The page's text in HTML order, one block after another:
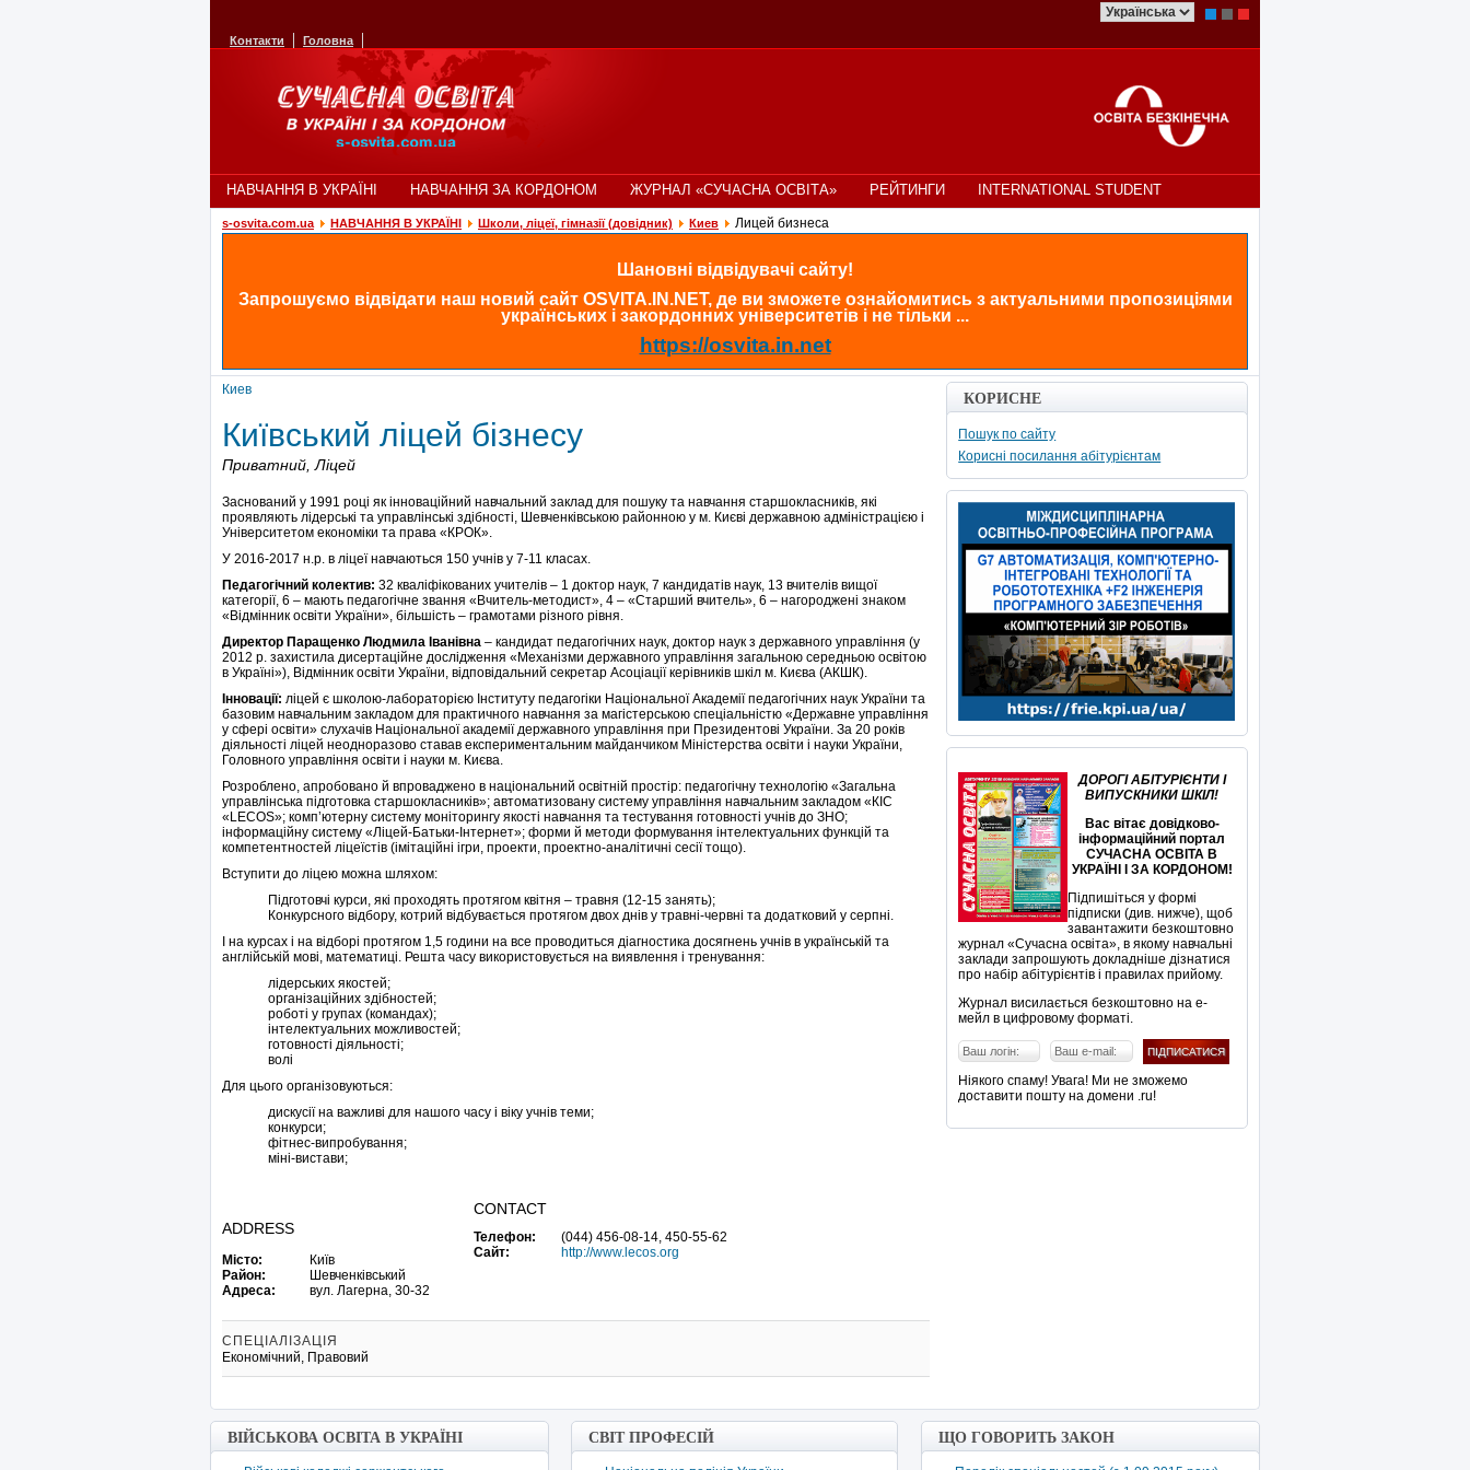
Контакти Головна
НАВЧАННЯ В УКРАЇНІ НАВЧАННЯ ЗА КОРДОНОМ ЖУРНАЛ «СУЧАСНА ОСВІТА» РЕЙТИНГИ INTERNATIONAL STUDENT
s-osvita.com.ua НАВЧАННЯ В УКРАЇНІ Школи, ліцеї, гімназії (довідник) Киев Лицей бизнеса
Шановні відвідувачі сайту!
Запрошуємо відвідати наш новий сайт OSVITA.IN.NET, де ви зможете ознайомитись з актуальними пропозиціями
українських і закордонних університетів і не тільки ...
https://osvita.in.net
Киев
Київський ліцей бізнесу
Приватний, Ліцей
Заснований у 1991 році як інноваційний навчальний заклад для пошуку та навчання старшокласників, які
проявляють лідерські та управлінські здібності, Шевченківською районною у м. Києві державною адміністрацією і
Університетом економіки та права «КРОК».
У 2016-2017 н.р. в ліцеї навчаються 150 учнів у 7-11 класах.
Педагогічний колектив: 32 кваліфікованих учителів – 1 доктор наук, 7 кандидатів наук, 13 вчителів вищої
категорії, 6 – мають педагогічне звання «Вчитель-методист», 4 – «Старший вчитель», 6 – нагороджені знаком
«Відмінник освіти України», більшість – грамотами різного рівня.
Директор Паращенко Людмила Іванівна – кандидат педагогічних наук, доктор наук з державного управління (у
2012 р. захистила дисертаційне дослідження «Механізми державного управління загальною середньою освітою
в Україні»), Відмінник освіти України, відповідальний секретар Асоціації керівників шкіл м. Києва (АКШК).
Інновації: ліцей є школою-лабораторією Інституту педагогіки Національної Академії педагогічних наук України та
базовим навчальним закладом для практичного навчання за магістерською спеціальністю «Державне управління
у сфері освіти» слухачів Національної академії державного управління при Президентові України. За 20 років
діяльності ліцей неодноразово ставав експериментальним майданчиком Міністерства освіти і науки України,
Головного управління освіти і науки м. Києва.
Розроблено, апробовано й впроваджено в національний освітній простір: педагогічну технологію «Загальна
управлінська підготовка старшокласників»; автоматизовану систему управління навчальним закладом «КІС
«LECOS»; комп’ютерну систему моніторингу якості навчання та тестування готовності учнів до ЗНО;
інформаційну систему «Ліцей-Батьки-Інтернет»; форми й методи формування інтелектуальних функцій та
компетентностей ліцеїстів (імітаційні ігри, проекти, проектно-аналітичні сесії тощо).
Вступити до ліцею можна шляхом:
Підготовчі курси, які проходять протягом квітня – травня (12-15 занять);
Конкурсного відбору, котрий відбувається протягом двох днів у травні-червні та додатковий у серпні.
І на курсах і на відборі протягом 1,5 години на все проводиться діагностика досягнень учнів в українській та
англійській мові, математиці. Решта часу використовується на виявлення і тренування:
лідерських якостей;
організаційних здібностей;
роботі у групах (командах);
інтелектуальних можливостей;
готовності діяльності;
волі
Для цього організовуються:
дискусії на важливі для нашого часу і віку учнів теми;
конкурси;
фітнес-випробування;
міні-вистави;
ADDRESS
Місто:
Київ
Район:
Шевченківський
Адреса:
вул. Лагерна, 30-32
CONTACT
Телефон:
(044) 456-08-14, 450-55-62
Сайт:
http://www.lecos.org
СПЕЦІАЛІЗАЦІЯ
Економічний, Правовий
КОРИСНЕ
Пошук по сайту
Корисні посилання абітурієнтам
ДОРОГІ АБІТУРІЄНТИ І
ВИПУСКНИКИ ШКІЛ!
Вас вітає довідково-
інформаційний портал
СУЧАСНА ОСВІТА В
УКРАЇНІ І ЗА КОРДОНОМ!
Підпишіться у формі
підписки (див. нижче), щоб
завантажити безкоштовно
журнал «Сучасна освіта», в якому навчальні
заклади запрошують докладніше дізнатися
про набір абітурієнтів і правилах прийому.
Журнал висилається безкоштовно на е-
мейл в цифровому форматі.
Ніякого спаму! Увага! Ми не зможемо
доставити пошту на домени .ru!
ВІЙСЬКОВА ОСВІТА В УКРАЇНІ СВІТ ПРОФЕСІЙ ЩО ГОВОРИТЬ ЗАКОН